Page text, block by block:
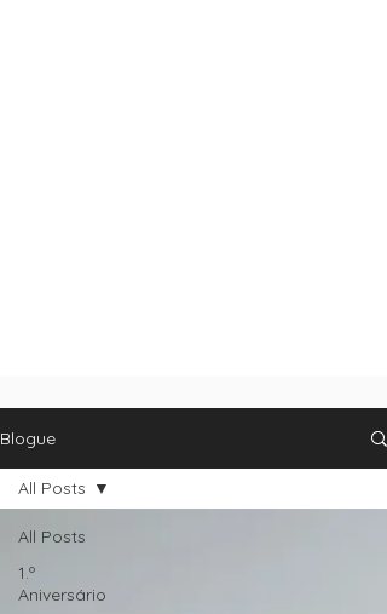
Blogue
All Posts
1.º
Aniversário
All Posts